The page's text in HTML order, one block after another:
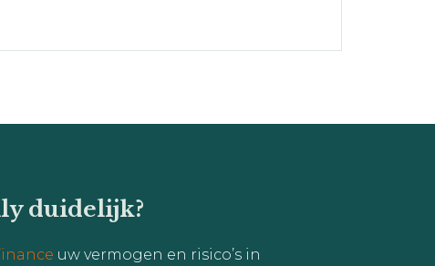
duidelijk?
uw vermogen en risico’s in